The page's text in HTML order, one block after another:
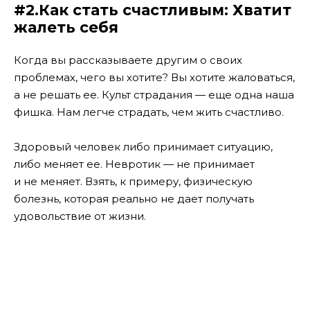
#2.Как стать счастливым: Хватит
жалеть себя
Когда вы рассказываете другим о своих
проблемах, чего вы хотите? Вы хотите жаловаться,
а не решать ее. Культ страдания — еще одна наша
фишка. Нам легче страдать, чем жить счастливо.
Здоровый человек либо принимает ситуацию,
либо меняет ее. Невротик — не принимает
и не меняет. Взять, к примеру, физическую
болезнь, которая реально не дает получать
удовольствие от жизни.